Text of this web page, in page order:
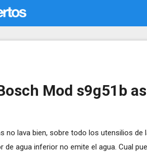
Mod s9g51b
no lava bien, sobre todo los utensilios de
de agua inferior no emite el agua. Cual